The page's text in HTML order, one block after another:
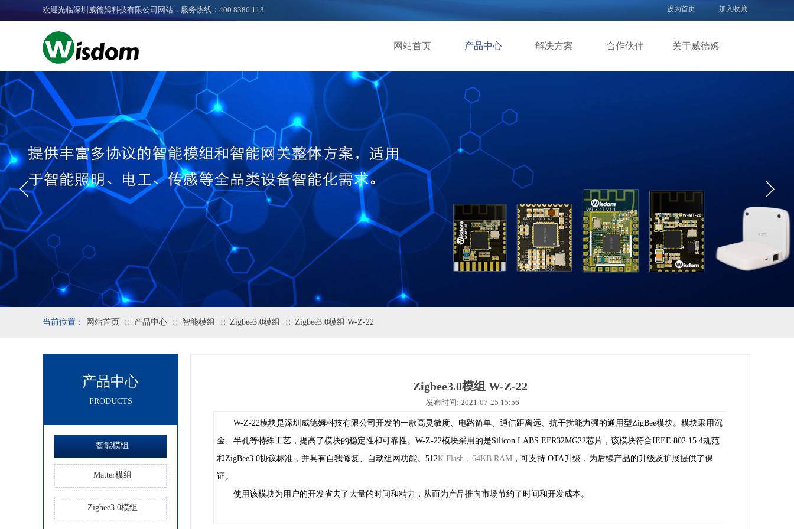
设为首页 加入收藏
欢迎光临深圳威德姆科技有限公司网站，服务热线：400 8386 113
网站首页 产品中心 解决方案 合作伙伴 关于威德姆
当前位置： 网站首页 ∷ 产品中心 ∷ 智能模组 ∷ Zigbee3.0模组 ∷ Zigbee3.0模组 W-Z-22
产品中心
PRODUCTS
智能模组
Matter模组
Zigbee3.0模组
Zigbee3.0模组 W-Z-22
发布时间: 2021-07-25 15:56
W-Z-22模块是深圳 威德姆科技有限公司开发的一款高灵敏度、电路简单、通信距离远、抗干扰能力强的通用型ZigBee模块。模块采用沉
金、半孔等特殊工艺，提高了模块的稳定性和可靠性。 W-Z-22模块采用的是Silicon LABS EFR32MG22芯片，该模块符合IEEE.802.15.4规范
和ZigBee3.0协议标准 ， 并具有自我修复、 自动组网功能。 512K Flash， 64KB RAM ， 可支持 OTA升级 ， 为后续产品的升级及扩展提供了保
证。
使用该模块为用户的开发省去了大量的时间和精力，从而为产品推向市场节约了时间和开发成本。